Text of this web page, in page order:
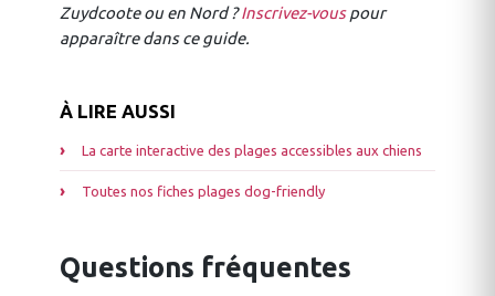
Zuydcoote ou en Nord ?Inscrivez-vouspour
apparaître dans ce guide.
À LIRE AUSSI
La carte interactive des plages accessibles aux chiens
Toutes nos fiches plages dog-friendly
Questions fréquentes